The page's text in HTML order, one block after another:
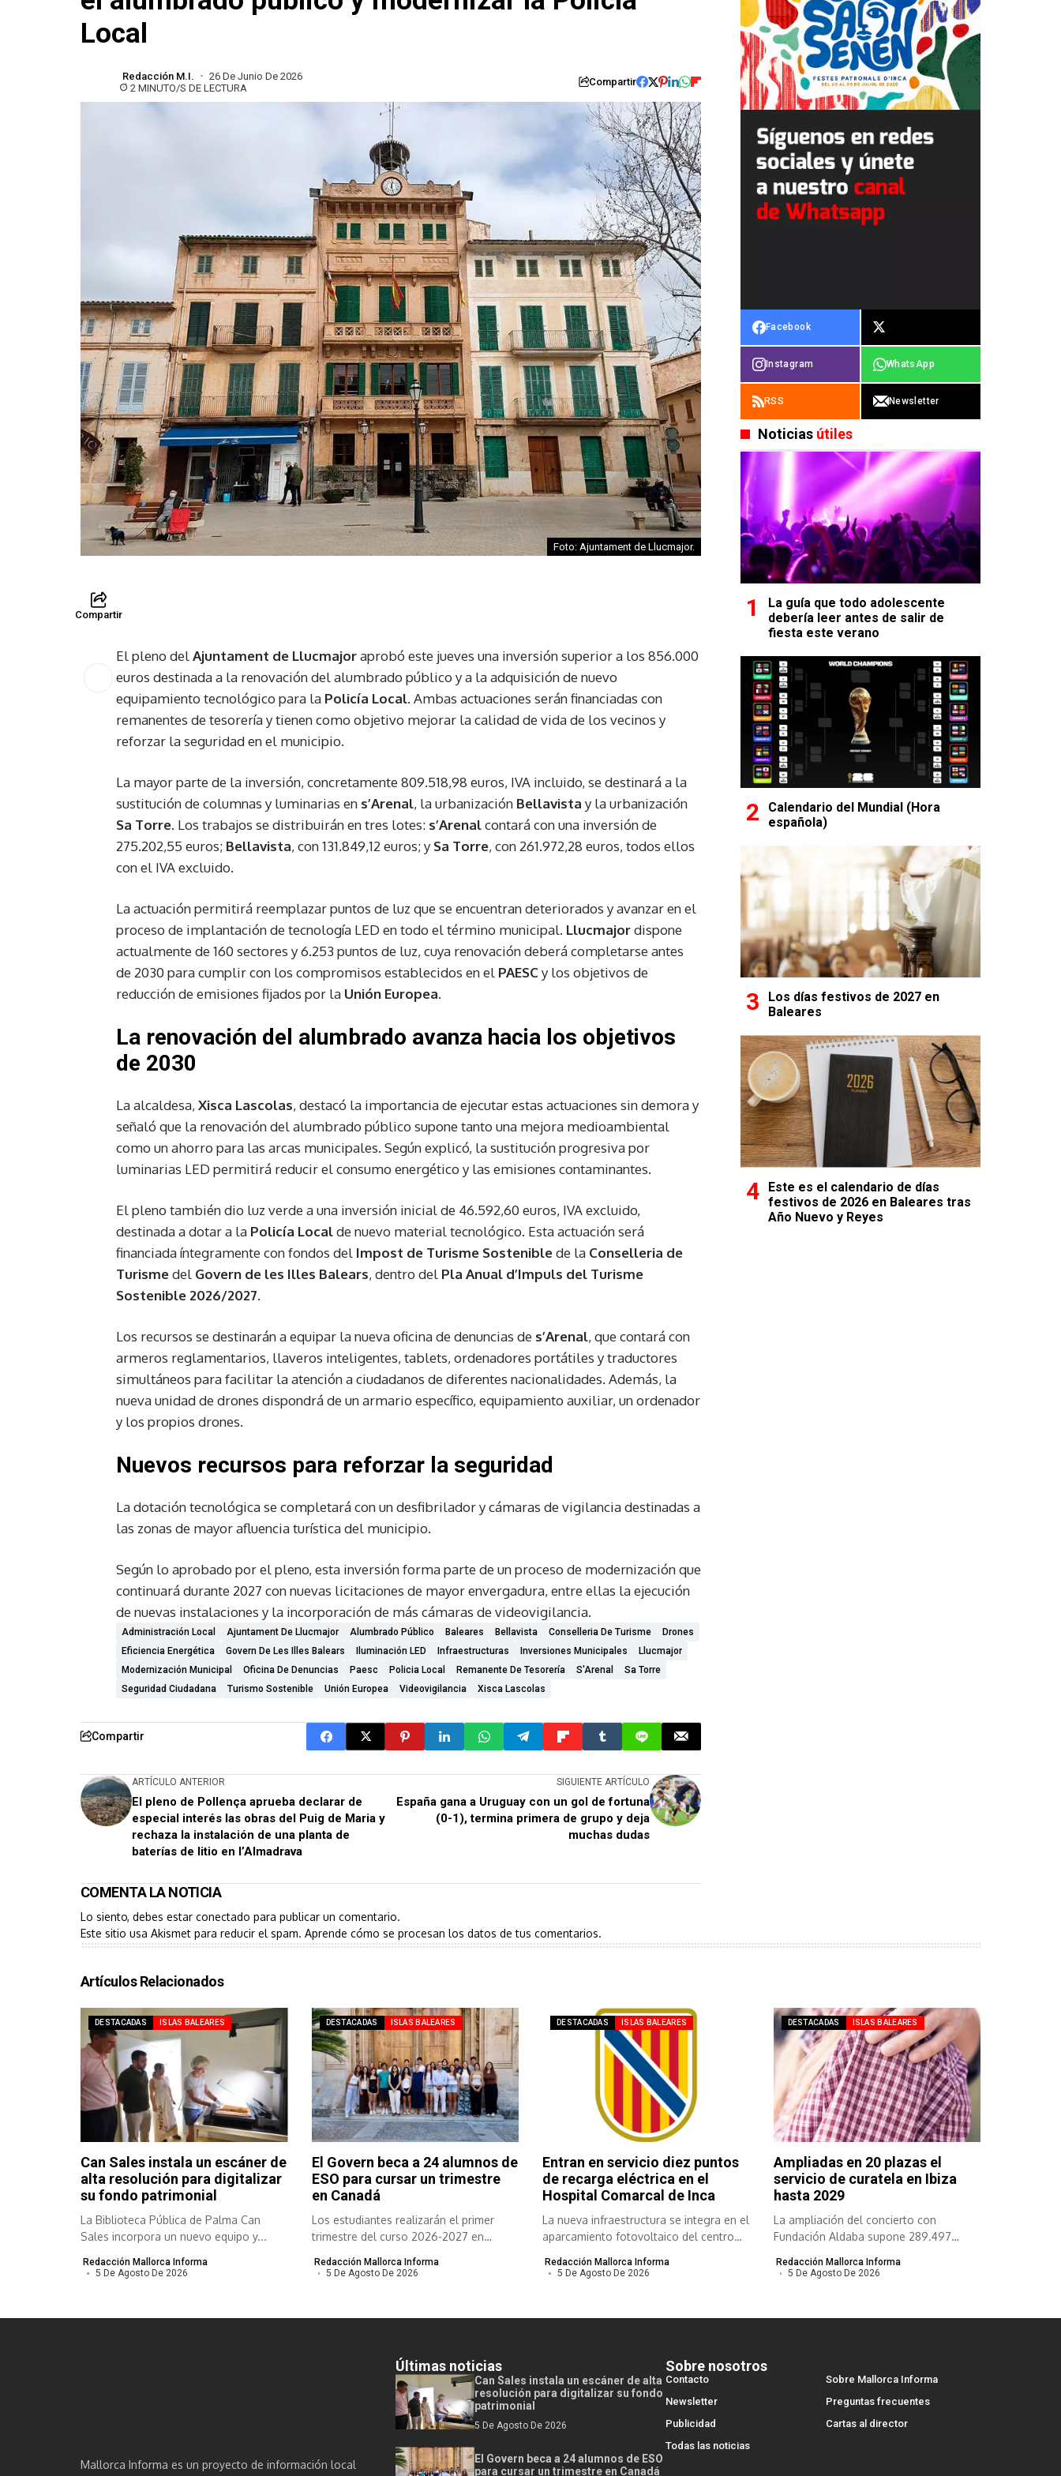
Local
Redacción M.I.
26 De Junio De 2026
2 MINUTO/S DE LECTURA
Compartir
Foto: Ajuntament de Llucmajor.
Compartir
El pleno delAjuntament de Llucmajoraprobó este jueves una inversión superior a los 856.000
euros destinada a la renovación del alumbrado público y a la adquisición de nuevo
equipamiento tecnológico para la Policía Local. Ambas actuaciones serán financiadas con
remanentes de tesorería y tienen como objetivo mejorar la calidad de vida de los vecinos y
reforzar la seguridad en el municipio.
La mayor parte de la inversión, concretamente 809.518,98 euros, IVA incluido, se destinará a la
sustitución de columnas y luminarias en s’Arenal, la urbanización Bellavista y la urbanización
Sa Torre. Los trabajos se distribuirán en tres lotes: s’Arenalcontará con una inversión de
275.202,55 euros; Bellavista, con 131.849,12 euros; y Sa Torre, con 261.972,28 euros, todos ellos
con el IVA excluido.
La actuación permitirá reemplazar puntos de luz que se encuentran deteriorados y avanzar en el
proceso de implantación de tecnología LED en todo el término municipal. Llucmajordispone
actualmente de 160 sectores y 6.253 puntos de luz, cuya renovación deberá completarse antes
de 2030 para cumplir con los compromisos establecidos en el PAESC y los objetivos de
reducción de emisiones fijados por la Unión Europea.
La renovación del alumbrado avanza hacia los objetivos
de 2030
La alcaldesa, Xisca Lascolas, destacó la importancia de ejecutar estas actuaciones sin demora y
señaló que la renovación del alumbrado público supone tanto una mejora medioambiental
como un ahorro para las arcas municipales. Según explicó, la sustitución progresiva por
luminarias LED permitirá reducir el consumo energético y las emisiones contaminantes.
El pleno también dio luz verde a una inversión inicial de 46.592,60 euros, IVA excluido,
destinada a dotar a la Policía Localde nuevo material tecnológico. Esta actuación será
financiada íntegramente con fondos del Impost de Turisme Sosteniblede la Conselleria de
Turismedel Govern de les Illes Balears, dentro del Pla Anual d’Impuls del Turisme
Sostenible 2026/2027.
Los recursos se destinarán a equipar la nueva oficina de denuncias de s’Arenal, que contará con
armeros reglamentarios, llaveros inteligentes, tablets, ordenadores portátiles y traductores
simultáneos para facilitar la atención a ciudadanos de diferentes nacionalidades. Además, la
nueva unidad de drones dispondrá de un armario específico, equipamiento auxiliar, un ordenador
y los propios drones.
Nuevos recursos para reforzar la seguridad
La dotación tecnológica se completará con un desfibrilador y cámaras de vigilancia destinadas a
las zonas de mayor afluencia turística del municipio.
Según lo aprobado por el pleno, esta inversión forma parte de un proceso de modernización que
continuará durante 2027 con nuevas licitaciones de mayor envergadura, entre ellas la ejecución
de nuevas instalaciones y la incorporación de más cámaras de videovigilancia.
Administración Local Ajuntament De Llucmajor Alumbrado Público Baleares Bellavista Conselleria De Turisme
Drones
Eficiencia Energética
Govern De Les Illes Balears Iluminación LED Infraestructuras Inversiones Municipales
Llucmajor
Modernización Municipal
Oficina De Denuncias Paesc Policia Local Remanente De Tesorería S'Arenal
Sa Torre
Seguridad Ciudadana
Turismo Sostenible Unión Europea Videovigilancia Xisca Lascolas
Compartir
ARTÍCULO ANTERIOR
El pleno de Pollença aprueba declarar de
especial interés las obras del Puig de Maria y
rechaza la instalación de una planta de
baterías de litio en l’Almadrava
SIGUIENTE ARTÍCULO
España gana a Uruguay con un gol de fortuna
(0-1), termina primera de grupo y deja
muchas dudas
COMENTA LA NOTICIA
Lo siento, debes estar conectado para publicar un comentario.
Este sitio usa Akismet para reducir el spam. Aprende cómo se procesan los datos de tus comentarios.
Facebook
Instagram WhatsApp
RSS Newsletter
Noticias útiles
La guía que todo adolescente
debería leer antes de salir de
fiesta este verano
Calendario del Mundial (Hora
española)
Los días festivos de 2027 en
Baleares
Este es el calendario de días
festivos de 2026 en Baleares tras
Año Nuevo y Reyes
Artículos Relacionados
DESTACADAS ISLAS BALEARES
Can Sales instala un escáner de
alta resolución para digitalizar
su fondo patrimonial
La Biblioteca Pública de Palma Can
Sales incorpora un nuevo equipo y...
Redacción Mallorca Informa
5 De Agosto De 2026
DESTACADAS ISLAS BALEARES
El Govern beca a 24 alumnos de
ESO para cursar un trimestre
en Canadá
Los estudiantes realizarán el primer
trimestre del curso 2026-2027 en
Redacción Mallorca Informa
5 De Agosto De 2026
DESTACADAS ISLAS BALEARES
Entran en servicio diez puntos
de recarga eléctrica en el
Hospital Comarcal de Inca
La nueva infraestructura se integra en el
aparcamiento fotovoltaico del centro
Redacción Mallorca Informa
5 De Agosto De 2026
DESTACADAS ISLAS BALEARES
Ampliadas en 20 plazas el
servicio de curatela en Ibiza
hasta 2029
La ampliación del concierto con
Fundación Aldaba supone 289.497
Redacción Mallorca Informa
5 De Agosto De 2026
Mallorca Informa es un proyecto de información local
Últimas noticias
Can Sales instala un escáner de alta
resolución para digitalizar su fondo
patrimonial
5 De Agosto De 2026
El Govern beca a 24 alumnos de ESO
para cursar un trimestre en Canadá
Sobre nosotros
Contacto
Sobre Mallorca Informa
Newsletter
Preguntas frecuentes
Publicidad
Cartas al director
Todas las noticias